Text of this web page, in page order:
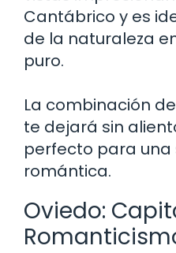
Cantábrico y es
de la naturaleza
puro.
La combinación
te dejará sin
perfecto para una
romántica.
Oviedo: